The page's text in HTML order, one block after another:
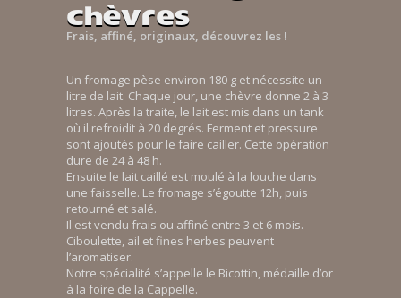
chèvres
Frais, affiné, originaux, découvrez les !
Un fromage pèse environ 180 g et nécessite un
litre de lait. Chaque jour, une chèvre donne 2 à 3
litres. Après la traite, le lait est mis dans un tank
où il refroidit à 20 degrés. Ferment et pressure
sont ajoutés pour le faire cailler. Cette opération
dure de 24 à 48 h.
Ensuite le lait caillé est moulé à la louche dans
une faisselle. Le fromage s’égoutte 12h, puis
retourné et salé.
Il est vendu frais ou affiné entre 3 et 6 mois.
Ciboulette, ail et fines herbes peuvent
l’aromatiser.
Notre spécialité s’appelle le Bicottin, médaille d’or
à la foire de la Cappelle.